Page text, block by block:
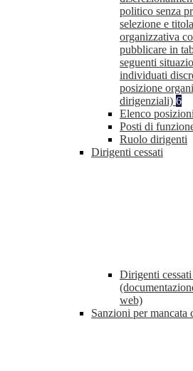
politico senza
selezione e
organizzativa
pubblicare in
seguenti
individuati
posizione
dirigenziali) 6
Elenco
Posti di
Ruolo dirigenti
Dirigenti cessati
Dirigenti
web)
Sanzioni per mancata